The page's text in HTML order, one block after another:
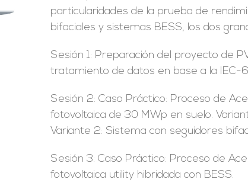
particularidades de la prueba de
bifaciales y sistemas BESS, los dos
Sesión 1: Preparación del proyecto de
tratamiento de datos en base a la IEC-
Sesión 2: Caso Práctico: Proceso de
fotovoltaica de 30 MWp en suelo.
Variante 2: Sistema con seguidores
Sesión 3: Caso Práctico: Proceso de
fotovoltaica utility hibridada con BESS.